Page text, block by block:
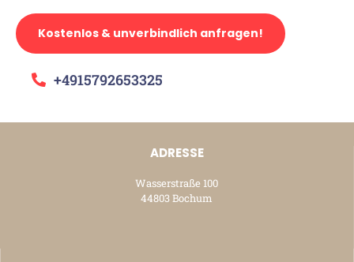
Kostenlos & unverbindlich anfragen!
+4915792653325
ADRESSE
Wasserstraße 100
44803 Bochum